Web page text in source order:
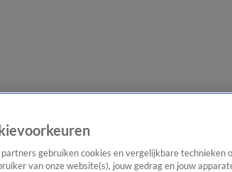
partners gebruiken cookies en vergelijkbare technieken
van onze website(s), jouw gedrag en jouw